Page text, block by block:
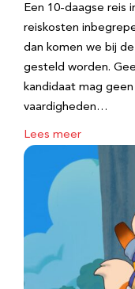
Een 10-daagse reis
reiskosten
dan komen we bij
gesteld worden.
kandidaat mag
vaardigheden…
Lees meer